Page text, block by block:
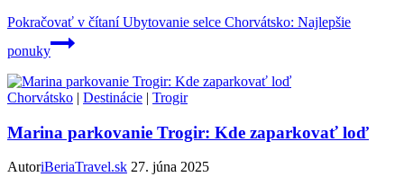
Pokračovať v čítaníUbytovanie selce Chorvátsko: Najlepšie
ponuky
Chorvátsko | Destinácie | Trogir
Marina parkovanie Trogir: Kde zaparkovať loď
AutoriBeriaTravel.sk 27. júna 2025